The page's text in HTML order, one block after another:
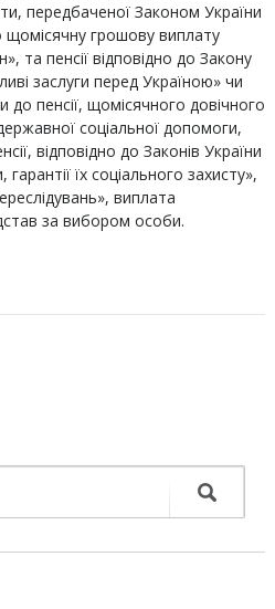
передбаченої Законом України
щомісячну грошову виплату
та пенсії відповідно до Закону
заслуги перед Україною» чи
пенсії, щомісячного довічного
соціальної допомоги,
відповідно до Законів України
їх соціального захисту»,
виплата
за вибором особи.